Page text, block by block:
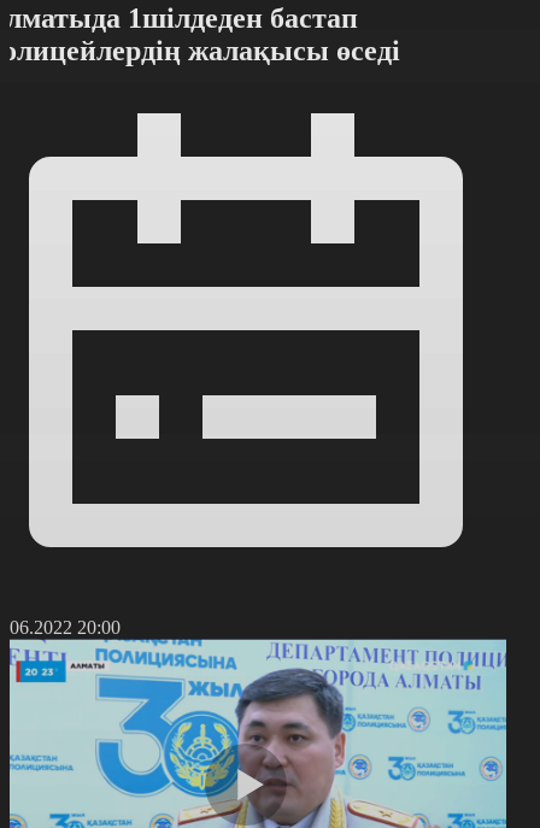
1шілдеден бастап
жалақысы өседі
20:00